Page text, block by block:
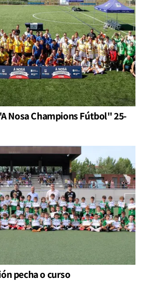
Nosa Champions Fútbol" 25-
pecha o curso